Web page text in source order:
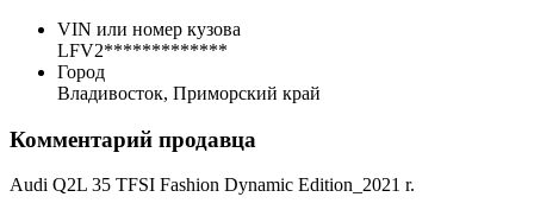
VIN или номер кузова
LFV2*************
Город
Владивосток, Приморский край
Комментарий продавца
Audi Q2L 35 TFSI Fashion Dynamic Edition_2021 r.